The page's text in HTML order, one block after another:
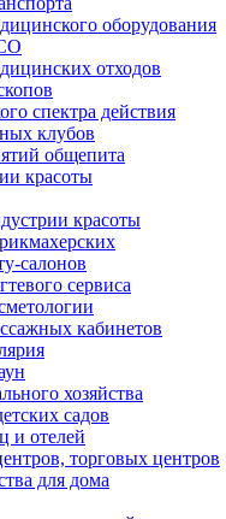
оборудования
отходов
спектра действия
клубов
общепита
красоты
красоты
салонов
сервиса
кабинетов
хозяйства
садов
и отелей
торговых центров
для дома